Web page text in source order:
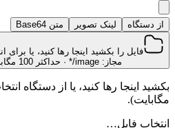
از دستگاه لینک تصویر متن Base64
فایل را بکشید اینجا رها کنید، یا برای
مجاز: image/* · حداکثر 100 مگابایت
مگابایت).
انتخاب فایل…